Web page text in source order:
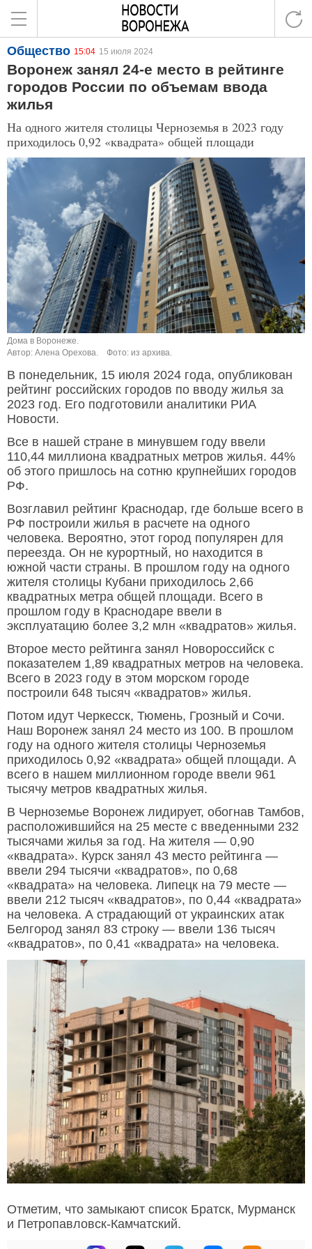
Общество 15:04 15 июля 2024
Воронеж занял 24-е место в рейтинге
городов России по объемам ввода
жилья
На одного жителя столицы Черноземья в 2023 году
приходилось 0,92 «квадрата» общей площади
Дома в Воронеже.
Автор: Алена Орехова.
Фото: из архива.
В понедельник, 15 июля 2024 года, опубликован
рейтинг российских городов по вводу жилья за
2023 год. Его подготовили аналитики РИА
Новости.
Все в нашей стране в минувшем году ввели
110,44 миллиона квадратных метров жилья. 44%
об этого пришлось на сотню крупнейших городов
РФ.
Возглавил рейтинг Краснодар, где больше всего в
РФ построили жилья в расчете на одного
человека. Вероятно, этот город популярен для
переезда. Он не курортный, но находится в
южной части страны. В прошлом году на одного
жителя столицы Кубани приходилось 2,66
квадратных метра общей площади. Всего в
прошлом году в Краснодаре ввели в
эксплуатацию более 3,2 млн «квадратов» жилья.
Второе место рейтинга занял Новороссийск с
показателем 1,89 квадратных метров на человека.
Всего в 2023 году в этом морском городе
построили 648 тысяч «квадратов» жилья.
Потом идут Черкесск, Тюмень, Грозный и Сочи.
Наш Воронеж занял 24 место из 100. В прошлом
году на одного жителя столицы Черноземья
приходилось 0,92 «квадрата» общей площади. А
всего в нашем миллионном городе ввели 961
тысячу метров квадратных жилья.
В Черноземье Воронеж лидирует, обогнав Тамбов,
расположившийся на 25 месте с введенными 232
тысячами жилья за год. На жителя — 0,90
«квадрата». Курск занял 43 место рейтинга —
ввели 294 тысячи «квадратов», по 0,68
«квадрата» на человека. Липецк на 79 месте —
ввели 212 тысяч «квадратов», по 0,44 «квадрата»
на человека. А страдающий от украинских атак
Белгород занял 83 строку — ввели 136 тысяч
«квадратов», по 0,41 «квадрата» на человека.
Отметим, что замыкают список Братск, Мурманск
и Петропавловск-Камчатский.